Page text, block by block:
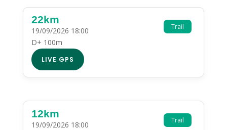
Trail
22km
19/09/2026 18:00
D+ 100m
LIVE GPS
Trail
12km
19/09/2026 18:00